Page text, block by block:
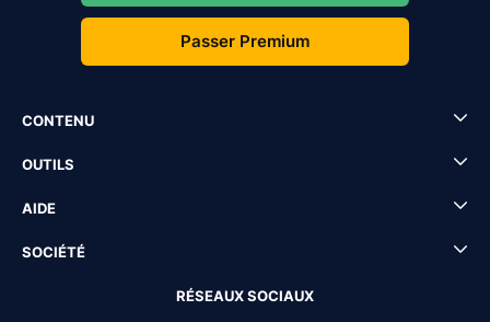
Passer Premium
CONTENU
OUTILS
AIDE
SOCIÉTÉ
RÉSEAUX SOCIAUX